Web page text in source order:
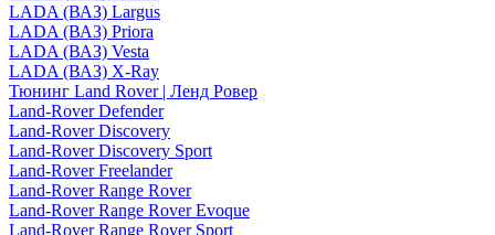
LADA (ВАЗ) Largus
LADA (ВАЗ) Priora
LADA (ВАЗ) Vesta
LADA (ВАЗ) X-Ray
Тюнинг Land Rover | Ленд Ровер
Land-Rover Defender
Land-Rover Discovery
Land-Rover Discovery Sport
Land-Rover Freelander
Land-Rover Range Rover
Land-Rover Range Rover Evoque
Land-Rover Range Rover Sport